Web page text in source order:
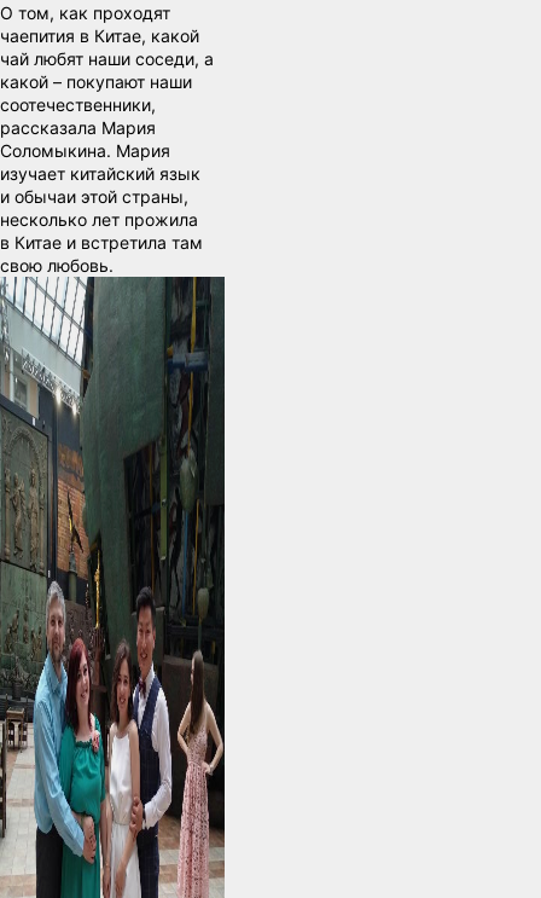
О том, как проходят
чаепития в Китае, какой
чай любят наши соседи, а
какой – покупают наши
соотечественники,
рассказала Мария
Соломыкина. Мария
изучает китайский язык
и обычаи этой страны,
несколько лет прожила
в Китае и встретила там
свою любовь.